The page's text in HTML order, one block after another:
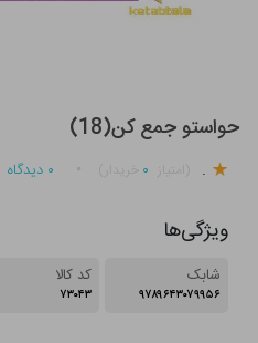
حواستو جمع کن(18)
. ۰ ۰ دیدگاه
ویژگی‌ها
شابک
۹۷۸۹۶۴۳۰۷۹۹۵۶
کد کالا
۷۳۰۴۳